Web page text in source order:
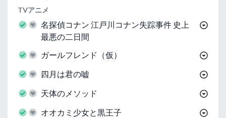
TVアニメ
名探偵コナン 江戸川コナン失踪事件 史上
最悪の二日間
ガールフレンド（仮）
四月は君の嘘
天体のメソッド
オオカミ少女と黒王子